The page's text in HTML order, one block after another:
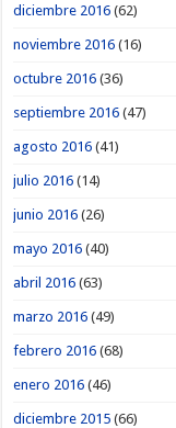
diciembre 2016 (62)
noviembre 2016 (16)
octubre 2016 (36)
septiembre 2016 (47)
agosto 2016 (41)
julio 2016 (14)
junio 2016 (26)
mayo 2016 (40)
abril 2016 (63)
marzo 2016 (49)
febrero 2016 (68)
enero 2016 (46)
diciembre 2015 (66)